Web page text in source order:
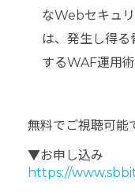
なWebセキュ
は、発生し得る
するWAF運用術
無料でご視聴可能
▼お申し込み
https://